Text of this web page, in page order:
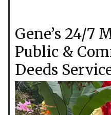
Gene’s 24/7
Public &
Deeds